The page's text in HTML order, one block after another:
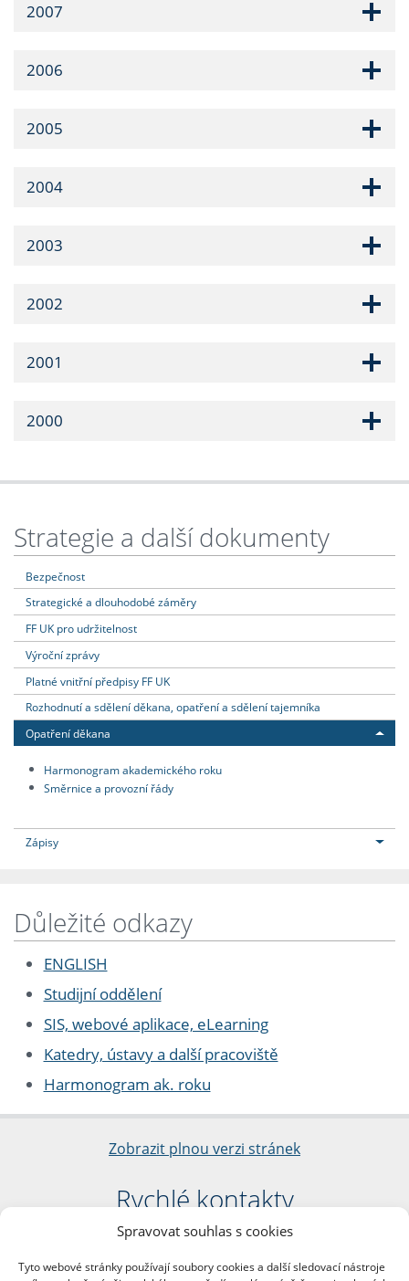
Spravovat souhlas s cookies
Tyto webové stránky používají soubory cookies a další sledovací nástroje
2007
2006
2005
2004
2003
2002
2001
2000
Strategie a další dokumenty
Bezpečnost
Strategické a dlouhodobé záměry
FF UK pro udržitelnost
Výroční zprávy
Platné vnitřní předpisy FF UK
Rozhodnutí a sdělení děkana, opatření a sdělení tajemníka
Opatření děkana
Harmonogram akademického roku
Směrnice a provozní řády
Zápisy
Důležité odkazy
ENGLISH
Studijní oddělení
SIS, webové aplikace, eLearning
Katedry, ústavy a další pracoviště
Harmonogram ak. roku
Zobrazit plnou verzi stránek
Rychlé kontakty
Filozofická fakulta
nám. Jana Palacha 1/2